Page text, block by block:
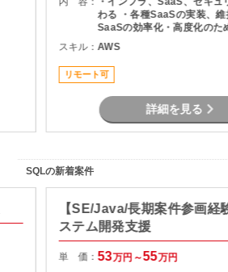
わる ・各種SaaSの実装、維
SaaSの効率化・高度化のた
リング ・SaaSのシステム課
る対策の計画と実装 ・社内
ーバの運用保守 ・拠点のネ
当
スキル：AWS
リモート可
詳細を見る
SQLの新着案件
【SE/Java/長期案件参画経
ステム開発支援
単 価：53万円～55万円